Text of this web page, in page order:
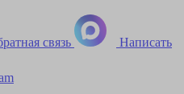
связь Написать